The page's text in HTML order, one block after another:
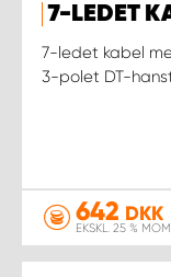
7-LEDET
7-ledet kabel
3-polet DT-
642 DKK
EKSKL. 25 %